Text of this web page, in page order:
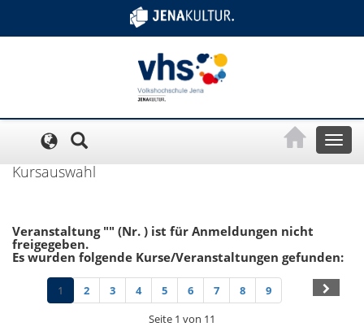
Toggle
Kursauswahl
Veranstaltung "" (Nr. ) ist für Anmeldungen nicht
freigegeben.
Es wurden folgende Kurse/Veranstaltungen gefunden:
1 2 3 4 5 6 7 8
9
Seite 1 von 11